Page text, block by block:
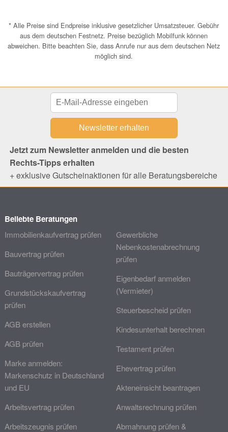
* Alle Preise sind Endpreise inklusive gesetzlicher Umsatzsteuer. Gebühr
aus dem deutschen Festnetz. Preise bezüglich Mobilfunk können
abweichen. Bitte beachten Sie, dass Anrufe nur aus dem deutschen Netz
möglich sind.
Jetzt zum Newsletter anmelden und die besten
Rechts-Tipps erhalten
+ exklusive Gutscheinaktionen für alle Beratungsbereiche
Beliebte Beratungen
Immobilienkaufvertrag prüfen
Bauvertrag prüfen
Bauträgervertrag prüfen
Grundstückskaufvertrag
prüfen
AGB erstellen
AGB prüfen
Marke anmelden:
Markenschutz in Deutschland
und EU
Arbeitsvertrag prüfen
Arbeitszeugnis prüfen
Gewerbliche
Nebenkostenabrechnung
prüfen
Eigenbedarf anmelden
(Vermieter)
Steuerbescheid prüfen
Kindesunterhalt berechnen
Testament prüfen
Ehevertrag prüfen
Akteneinsicht beantragen
Anwaltsrechnung prüfen
Abmahnung prüfen &